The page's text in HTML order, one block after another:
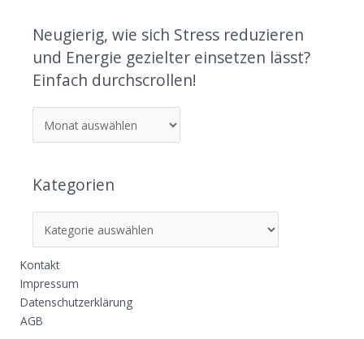
Neugierig, wie sich Stress reduzieren
und Energie gezielter einsetzen lässt?
Einfach durchscrollen!
Kategorien
Kontakt
Impressum
Datenschutzerklärung
AGB